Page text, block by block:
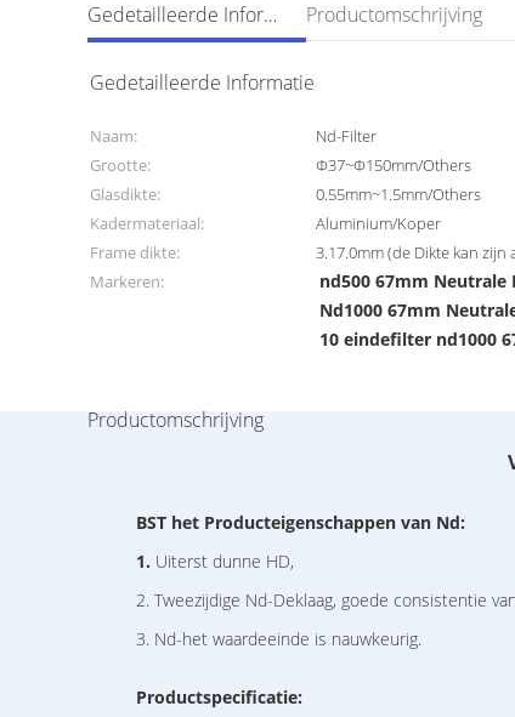
Gedetailleerde Informatie Productomschrijving
Gedetailleerde Informatie
Naam: Nd-Filter
Grootte:
Φ37~Φ150mm/Others
Glasdikte:
0.55mm~1.5mm/Others
Kadermateriaal:
Aluminium/Koper
Frame dikte:
3.17.0mm (de Dikte kan zijn
Markeren:
nd500 67mm
Nd1000 67mm
10 eindefilter nd1000
Productomschrijving
BST het Producteigenschappen van Nd:
1. Uiterst dunne HD,
2. Tweezijdige Nd-Deklaag, goede consistentie
3. Nd-het waardeeinde is nauwkeurig.
Productspecificatie: